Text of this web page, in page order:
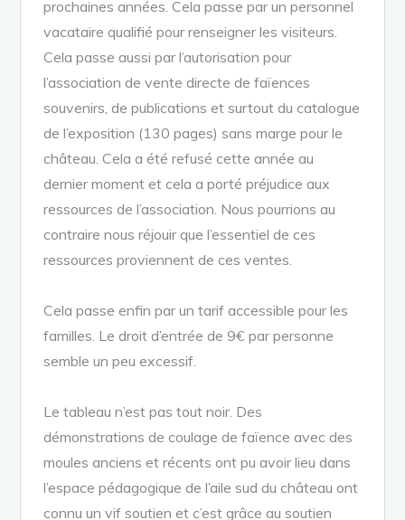
prochaines années. Cela passe par un personnel
vacataire qualifié pour renseigner les visiteurs.
Cela passe aussi par l’autorisation pour
l’association de vente directe de faïences
souvenirs, de publications et surtout du catalogue
de l’exposition (130 pages) sans marge pour le
château. Cela a été refusé cette année au
dernier moment et cela a porté préjudice aux
ressources de l’association. Nous pourrions au
contraire nous réjouir que l’essentiel de ces
ressources proviennent de ces ventes.
Cela passe enfin par un tarif accessible pour les
familles. Le droit d’entrée de 9€ par personne
semble un peu excessif.
Le tableau n’est pas tout noir. Des
démonstrations de coulage de faïence avec des
moules anciens et récents ont pu avoir lieu dans
l’espace pédagogique de l’aile sud du château ont
connu un vif soutien et c’est grâce au soutien